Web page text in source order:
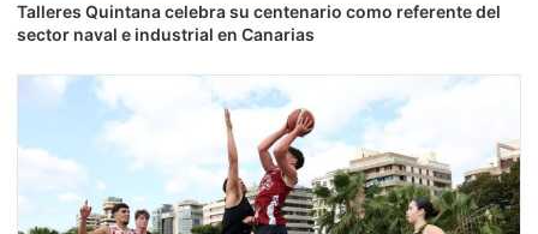
Talleres Quintana celebra su centenario como referente del
sector naval e industrial en Canarias